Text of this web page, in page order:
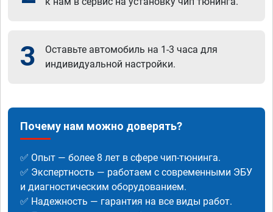
3
Оставьте автомобиль на 1-3 часа для
индивидуальной настройки.
Почему нам можно доверять?
✅ Опыт — более 8 лет в сфере чип-тюнинга.
✅ Экспертность — работаем с современными ЭБУ
и диагностическим оборудованием.
✅ Надежность — гарантия на все виды работ.